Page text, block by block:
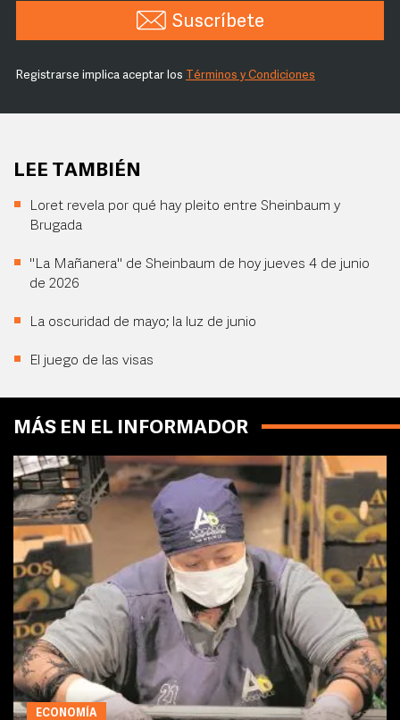
Suscríbete
Registrarse implica aceptar los Términos y Condiciones
LEE TAMBIÉN
Loret revela por qué hay pleito entre Sheinbaum y
Brugada
"La Mañanera" de Sheinbaum de hoy jueves 4 de junio
de 2026
La oscuridad de mayo; la luz de junio
El juego de las visas
MÁS EN EL INFORMADOR
ECONOMÍA